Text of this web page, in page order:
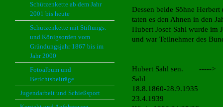
Schützenkette ab dem Jahr
2001 bis heute
Schützenkette mit Stiftungs.-
und Königsorden vom
Gründungsjahr 1867 bis im
Jahr 2000
Fotoalbum und
Berichtsbeiträge
Jugendarbeit und Schießsport
Dessen beide Söhne
taten es den Ahnen in den
Hubert Josef Sahl wurde im
und war Teilnehmer des
Hubert Sahl sen.
Sahl
18.8.1860-
23.4.1939